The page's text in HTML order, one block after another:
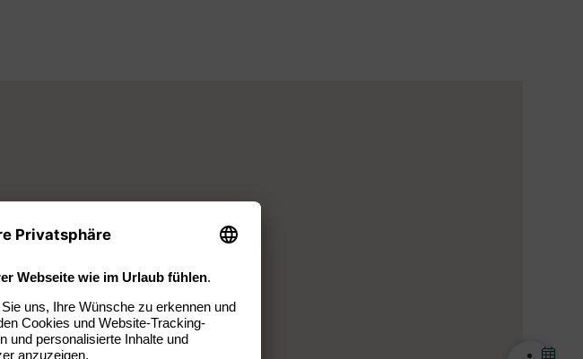
den nächsten Aufenthalt erhalten.